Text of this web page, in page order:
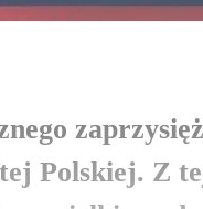
Polskiej. Z